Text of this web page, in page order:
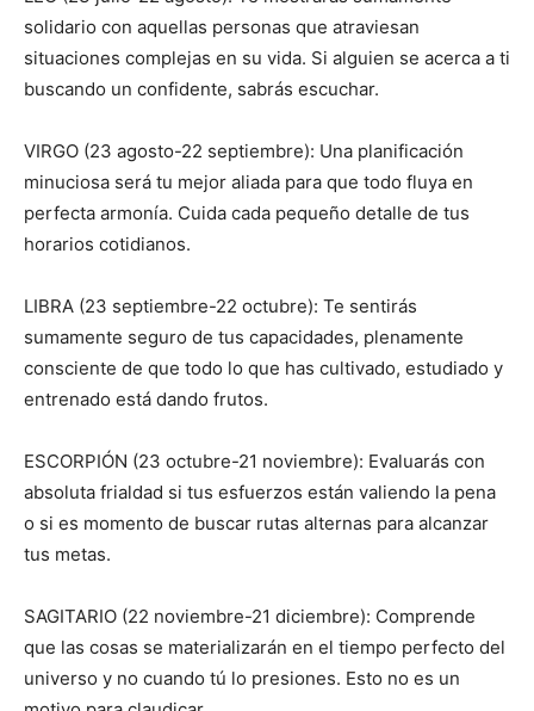
solidario con aquellas personas que atraviesan
situaciones complejas en su vida. Si alguien se acerca a ti
buscando un confidente, sabrás escuchar.
VIRGO (23 agosto-22 septiembre): Una planificación
minuciosa será tu mejor aliada para que todo fluya en
perfecta armonía. Cuida cada pequeño detalle de tus
horarios cotidianos.
LIBRA (23 septiembre-22 octubre): Te sentirás
sumamente seguro de tus capacidades, plenamente
consciente de que todo lo que has cultivado, estudiado y
entrenado está dando frutos.
ESCORPIÓN (23 octubre-21 noviembre): Evaluarás con
absoluta frialdad si tus esfuerzos están valiendo la pena
o si es momento de buscar rutas alternas para alcanzar
tus metas.
SAGITARIO (22 noviembre-21 diciembre): Comprende
que las cosas se materializarán en el tiempo perfecto del
universo y no cuando tú lo presiones. Esto no es un